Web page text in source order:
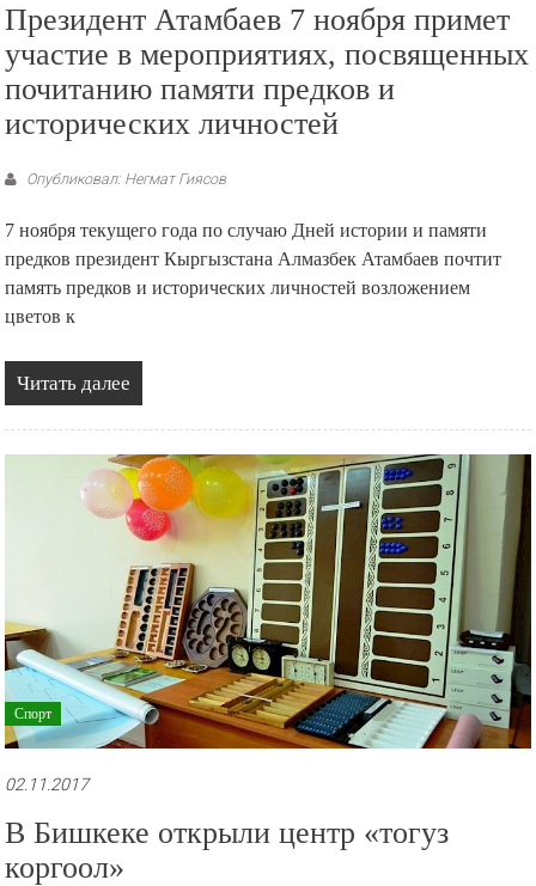
Президент Атамбаев 7 ноября примет
участие в мероприятиях, посвященных
почитанию памяти предков и
исторических личностей
Опубликовал: Негмат Гиясов
7 ноября текущего года по случаю Дней истории и памяти
предков президент Кыргызстана Алмазбек Атамбаев почтит
память предков и исторических личностей возложением
цветов к
Читать далее
Спорт
02.11.2017
В Бишкеке открыли центр «тогуз
коргоол»